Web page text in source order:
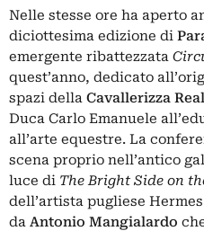
Nelle stesse ore ha aperto
diciottesima edizione di
emergente ribattezzata
quest’anno, dedicato
spazi della Cavallerizza
Duca Carlo Emanuele
all’arte equestre. La
scena proprio nell’antico
luce di The Bright Side on
dell’artista pugliese Hermes
da Antonio Mangialardo